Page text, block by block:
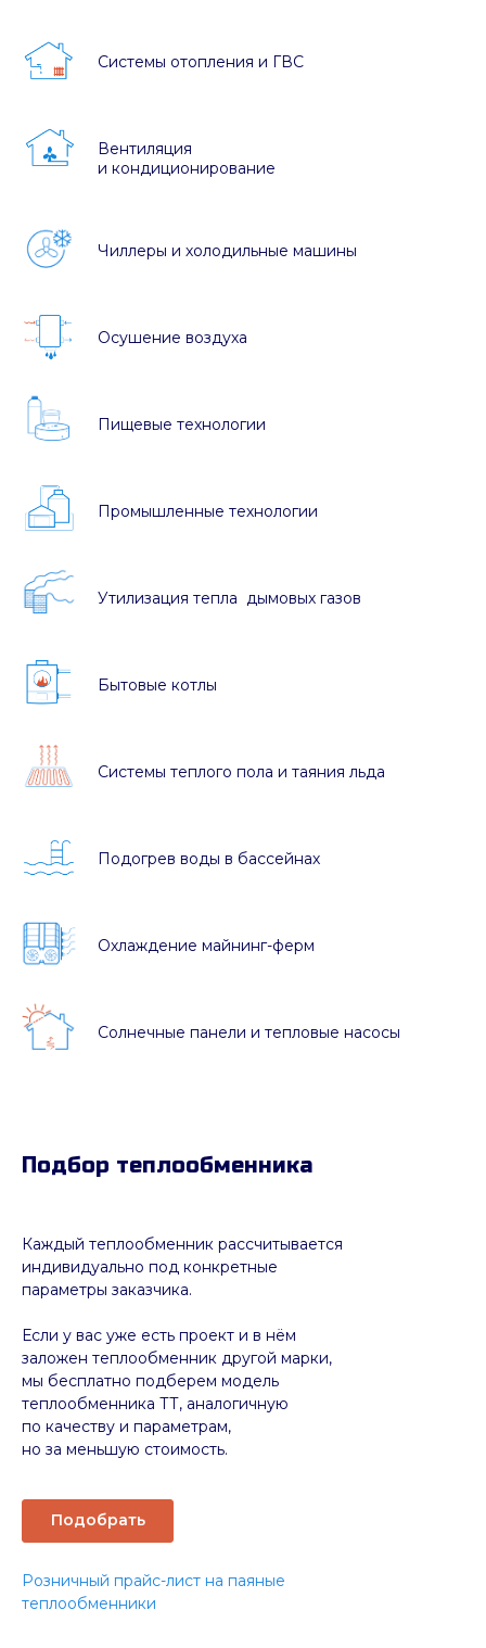
Системы отопления и ГВС
Вентиляция
и кондиционирование
Чиллеры и холодильные машины
Осушение воздуха
Пищевые технологии
Промышленные технологии
Утилизация тепла дымовых газов
Бытовые котлы
Системы теплого пола и таяния льда
Подогрев воды в бассейнах
Охлаждение майнинг-ферм
Солнечные панели и тепловые насосы
Подбор теплообменника
Подобрать
Каждый теплообменник рассчитывается
индивидуально под конкретные
параметры заказчика.
Если у вас уже есть проект и в нём
заложен теплообменник другой марки,
мы бесплатно подберем модель
теплообменника ТТ, аналогичную
по качеству и параметрам,
но за меньшую стоимость.
Розничный прайс-лист на паяные
теплообменники